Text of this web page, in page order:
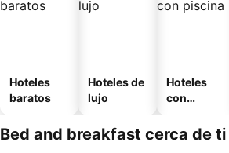
Hoteles
baratos
Hoteles de
lujo
Hoteles
con
Bed and breakfast cerca de ti